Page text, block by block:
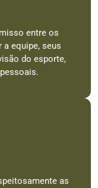
entre os
a equipe, seus
do esporte,
as